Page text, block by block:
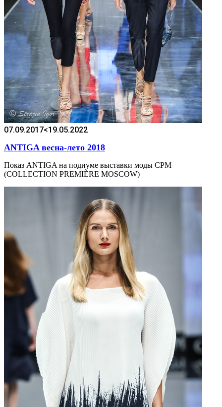
07.09.2017<19.05.2022
ANTIGA весна-лето 2018
Показ ANTIGA на подиуме выставки моды CPM
(COLLECTION PREMIÈRE MOSCOW)